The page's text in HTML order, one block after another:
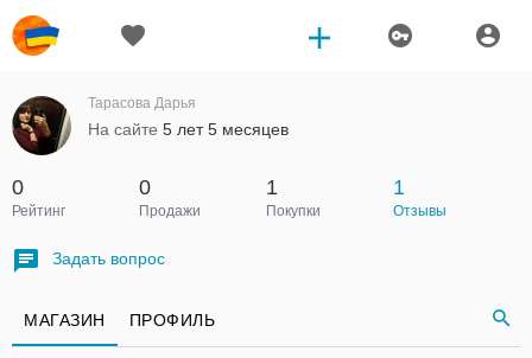
Тарасова Дарья
На сайте 5 лет 5 месяцев
0
Рейтинг
0
Продажи
1
Покупки
1
Отзывы
Задать вопрос
МАГАЗИН ПРОФИЛЬ